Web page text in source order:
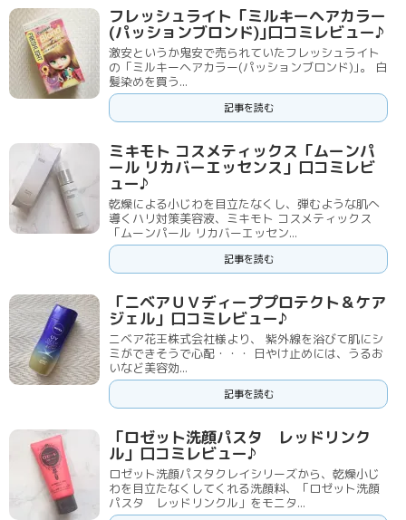
フレッシュライト「ミルキーヘアカラー
(パッションブロンド)｣口コミレビュー♪
激安というか鬼安で売られていたフレッシュライト
の「ミルキーヘアカラー(パッションブロンド)｣。 白
髪染めを買う...
記事を読む
ミキモト コスメティックス「ムーンパ
ール リカバーエッセンス」口コミレビ
ュー♪
乾燥による小じわを目立たなくし、弾むような肌へ
導くハリ対策美容液、ミキモト コスメティックス
「ムーンパール リカバーエッセン...
記事を読む
「ニベアＵＶディーププロテクト＆ケア
ジェル」口コミレビュー♪
ニベア花王株式会社様より、 紫外線を浴びて肌にシ
ミができそうで心配・・・ 日やけ止めには、うるお
いなど美容効...
記事を読む
「ロゼット洗顔パスタ レッドリンク
ル」口コミレビュー♪
ロゼット洗顔パスタクレイシリーズから、乾燥小じ
わを目立たなくしてくれる洗顔料、「ロゼット洗顔
パスタ レッドリンクル」をモニタ...